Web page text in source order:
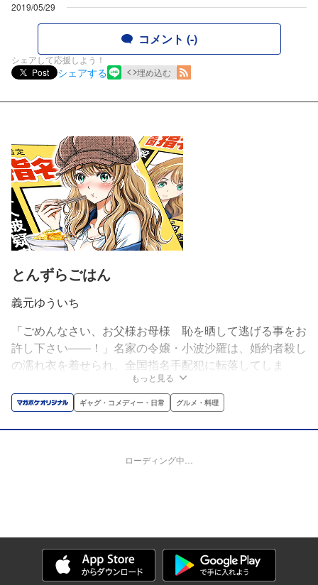
2019/05/29
コメント (-)
シェアして応援しよう！
Post
シェアする 埋め込む
とんずらごはん
義元ゆういち
「ごめんなさい、お父様お母様 恥を晒して逃げる事をお
許し下さい――！」名家の令嬢・小波沙羅は、婚約者殺し
の濡れ衣を着せられ、全国指名手配犯に転落してしま
う！！警察の追手から必死に逃げる沙羅。でも、腹が減っ
ては逃亡もままなりません！お嬢様、全国を逃げ回りなが
らご当地グルメを喰らい尽くす！！異色の逃亡×B級グル
メコメディ開幕！！
もっと見る
ギャグ・コメディー・日常 グルメ・料理
ローディング中…